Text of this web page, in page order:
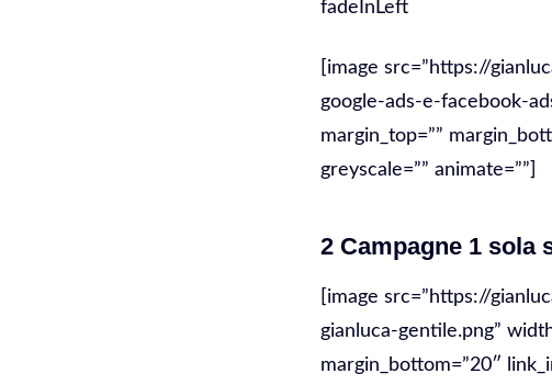
fadeInLeft
[image src=”https://
google-ads-e-facebook-
margin_top=””
greyscale=”” animate=””]
2 Campagne 1 sola
[image src=”https://
gianluca-gentile.png”
margin_bottom=”20″